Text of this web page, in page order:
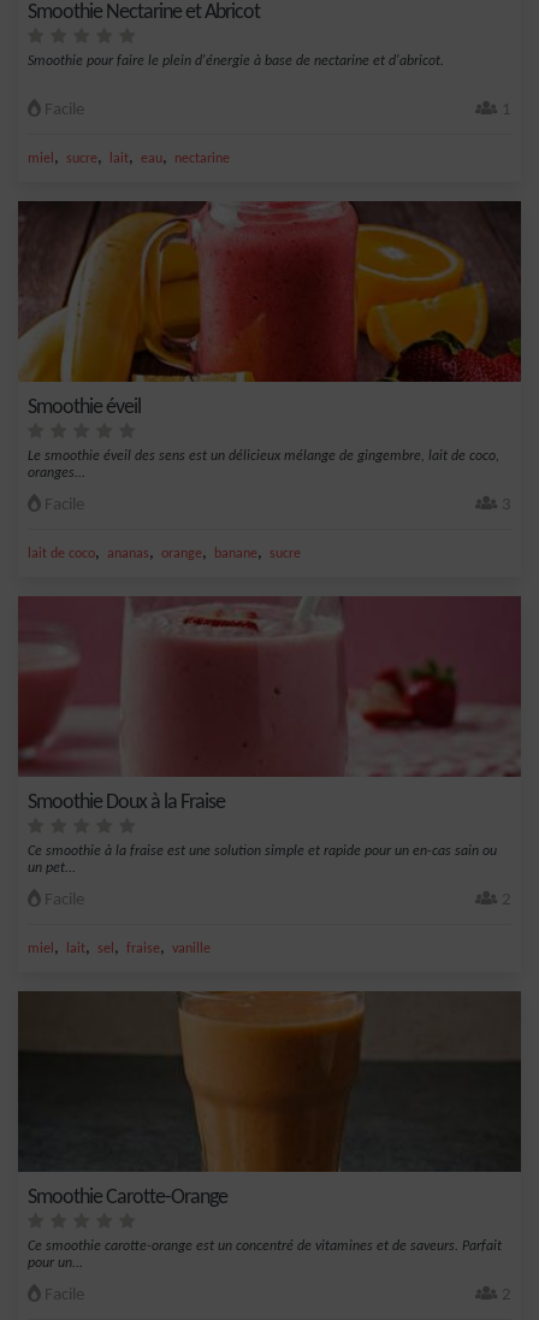
Smoothie Nectarine et Abricot
Smoothie pour faire le plein d'énergie à base de nectarine et d'abricot.
Facile 1
miel , sucre, lait, eau, nectarine
Smoothie éveil
Le smoothie éveil des sens est un délicieux mélange de gingembre, lait de coco,
oranges...
Facile 3
lait de coco, ananas, orange, banane, sucre
Smoothie Doux à la Fraise
Ce smoothie à la fraise est une solution simple et rapide pour un en-cas sain ou
un pet...
Facile 2
miel , lait, sel , fraise, vanille
Smoothie Carotte-Orange
Ce smoothie carotte-orange est un concentré de vitamines et de saveurs. Parfait
pour un...
Facile 2